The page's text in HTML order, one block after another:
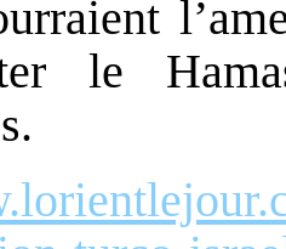
le